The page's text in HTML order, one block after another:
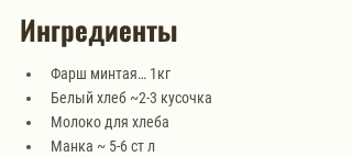
Ингредиенты
Фарш минтая… 1кг
Белый хлеб ~2-3 кусочка
Молоко для хлеба
Манка ~ 5-6 ст л